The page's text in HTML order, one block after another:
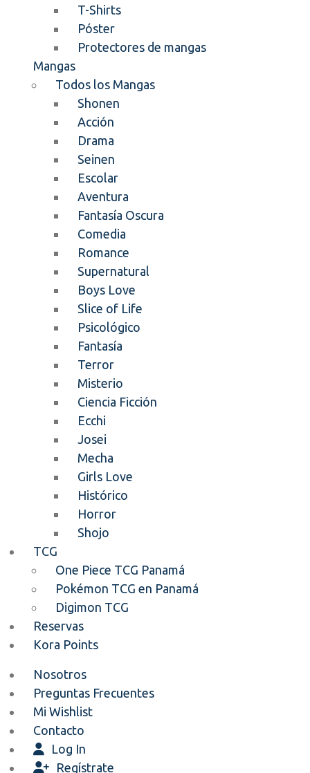
T-Shirts
Póster
Protectores de mangas
Mangas
Todos los Mangas
Shonen
Acción
Drama
Seinen
Escolar
Aventura
Fantasía Oscura
Comedia
Romance
Supernatural
Boys Love
Slice of Life
Psicológico
Fantasía
Terror
Misterio
Ciencia Ficción
Ecchi
Josei
Mecha
Girls Love
Histórico
Horror
Shojo
TCG
One Piece TCG Panamá
Pokémon TCG en Panamá
Digimon TCG
Reservas
Kora Points
Nosotros
Preguntas Frecuentes
Mi Wishlist
Contacto
Log In
Regístrate